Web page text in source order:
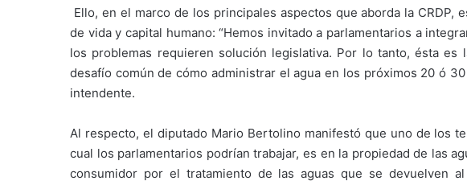
Ello, en el marco de los principales aspectos que aborda la CRDP,
de vida y capital humano: “Hemos invitado a parlamentarios a
los problemas requieren solución legislativa. Por lo tanto, ésta es
desafío común de cómo administrar el agua en los próximos 20 ó
intendente.
Al respecto, el diputado Mario Bertolino manifestó que uno de los
cual los parlamentarios podrían trabajar, es en la propiedad de las
consumidor por el tratamiento de las aguas que se devuelven